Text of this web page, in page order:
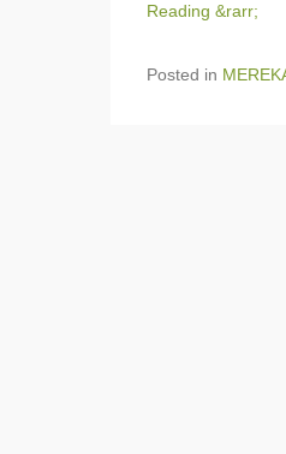
Reading &rarr;
Posted in